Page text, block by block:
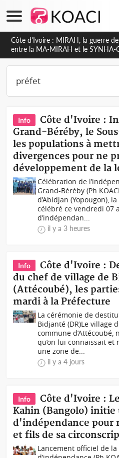
Côte d'Ivoire : Indépendance
environnement démocratique plus
Info
Côte d'Ivoire :
Grand-Béréby, le
les populations à
divergences pour ne
développement de la
Célébration de
Grand-Béréby (Ph
d’Abidjan (Yopougon),
célébré ce vendredi 07
d’indépendan...
il y a 3 heures
Info
Côte d'Ivoire :
du chef de village de
(Attécoubé), les
mardi à la Préfecture
La cérémonie de
Bidjanté (DR)Le village
commune d’Attécoubé,
qu’on lui connaissait et
une zone de...
il y a 4 jours
Info
Côte d'Ivoire :
Kahin (Bangolo) initie
d'indépendance pour
et fils de sa
Lancement officiel de